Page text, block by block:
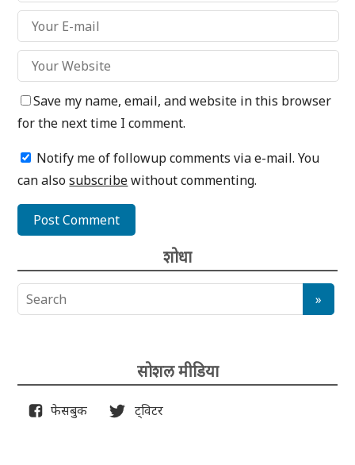
Save my name, email, and website in this browser
for the next time I comment.
Notify me of followup comments via e-mail. You
can alsosubscribewithout commenting.
शोधा
सोशल मीडिया
फेसबुक ट्विटर